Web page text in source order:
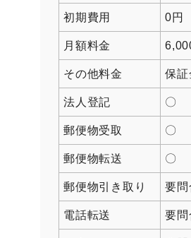
初期費用 0円
月額料金
その他料金 保証
法人登記 〇
郵便物受取 〇
郵便物転送 〇
郵便物引き取り 要問
電話転送 要問